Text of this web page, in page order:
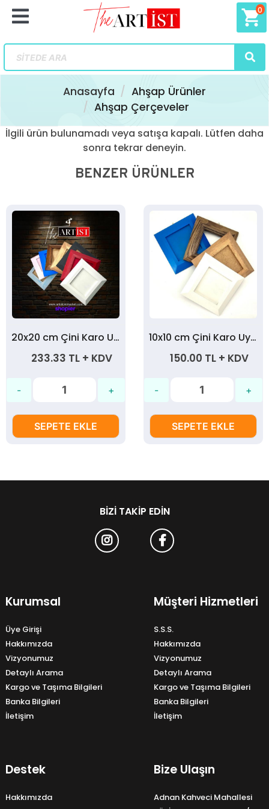
shopping_cart
0
Anasayfa
Ahşap Ürünler
Ahşap Çerçeveler
İlgili ürün bulunamadı veya satışa kapalı. Lütfen daha
sonra tekrar deneyin.
BENZER ÜRÜNLER
20x20 cm Çini Karo Uyumlu Ahşap Çerçeve
233.33 TL + KDV
SEPETE EKLE
10x10 cm Çini Karo Uyumlu Ham Ahşap Çerçeve
150.00 TL + KDV
SEPETE EKLE
BIZI TAKIP EDIN
Kurumsal
Üye Girişi
Hakkımızda
Vizyonumuz
Detaylı Arama
Kargo ve Taşıma Bilgileri
Banka Bilgileri
İletişim
Müşteri Hizmetleri
S.S.S.
Hakkımızda
Vizyonumuz
Detaylı Arama
Kargo ve Taşıma Bilgileri
Banka Bilgileri
İletişim
Destek
Hakkımızda
Bize Ulaşın
Adnan Kahveci Mahallesi